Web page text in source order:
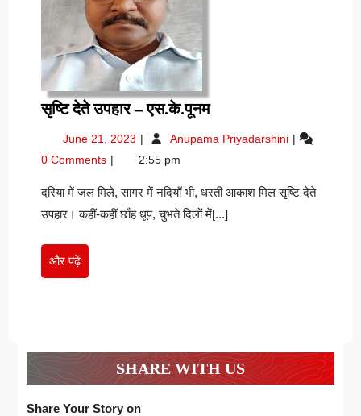
सृष्टि देते उपहार – एस.के.पूनमसृष्टि
उपहार
एस.के.पूनम
June 21, 2023 June
2023
Anupama Priyadarshini सृष्टि
–
एस.के.पूनम
0 Comments 2:55 pm
दरिया में जल मिले, सागर में नदियाँ भी, धरती आकाश मिल सृष्टि देते
उपहार। कहीं-कहीं छाँह धूप, चुभते दिलों में[...]
और पढ़ेंऔर
पढ़ें
SHARE WITH US
Share Your Story on